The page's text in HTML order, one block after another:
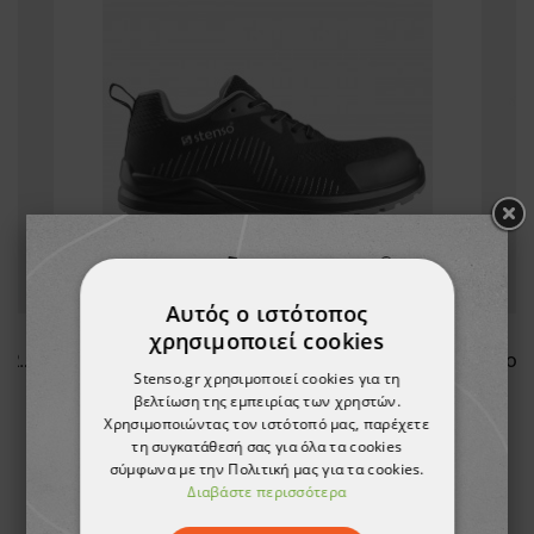
Γυναικείο μπουφάν FLASH BORDEAUX
34,48 €
Αυτός ο ιστότοπος
χρησιμοποιεί cookies
Stenso.gr χρησιμοποιεί cookies για τη
βελτίωση της εμπειρίας των χρηστών.
Χρησιμοποιώντας τον ιστότοπό μας, παρέχετε
τη συγκατάθεσή σας για όλα τα cookies
σύμφωνα με την Πολιτική μας για τα cookies.
Διαβάστε περισσότερα